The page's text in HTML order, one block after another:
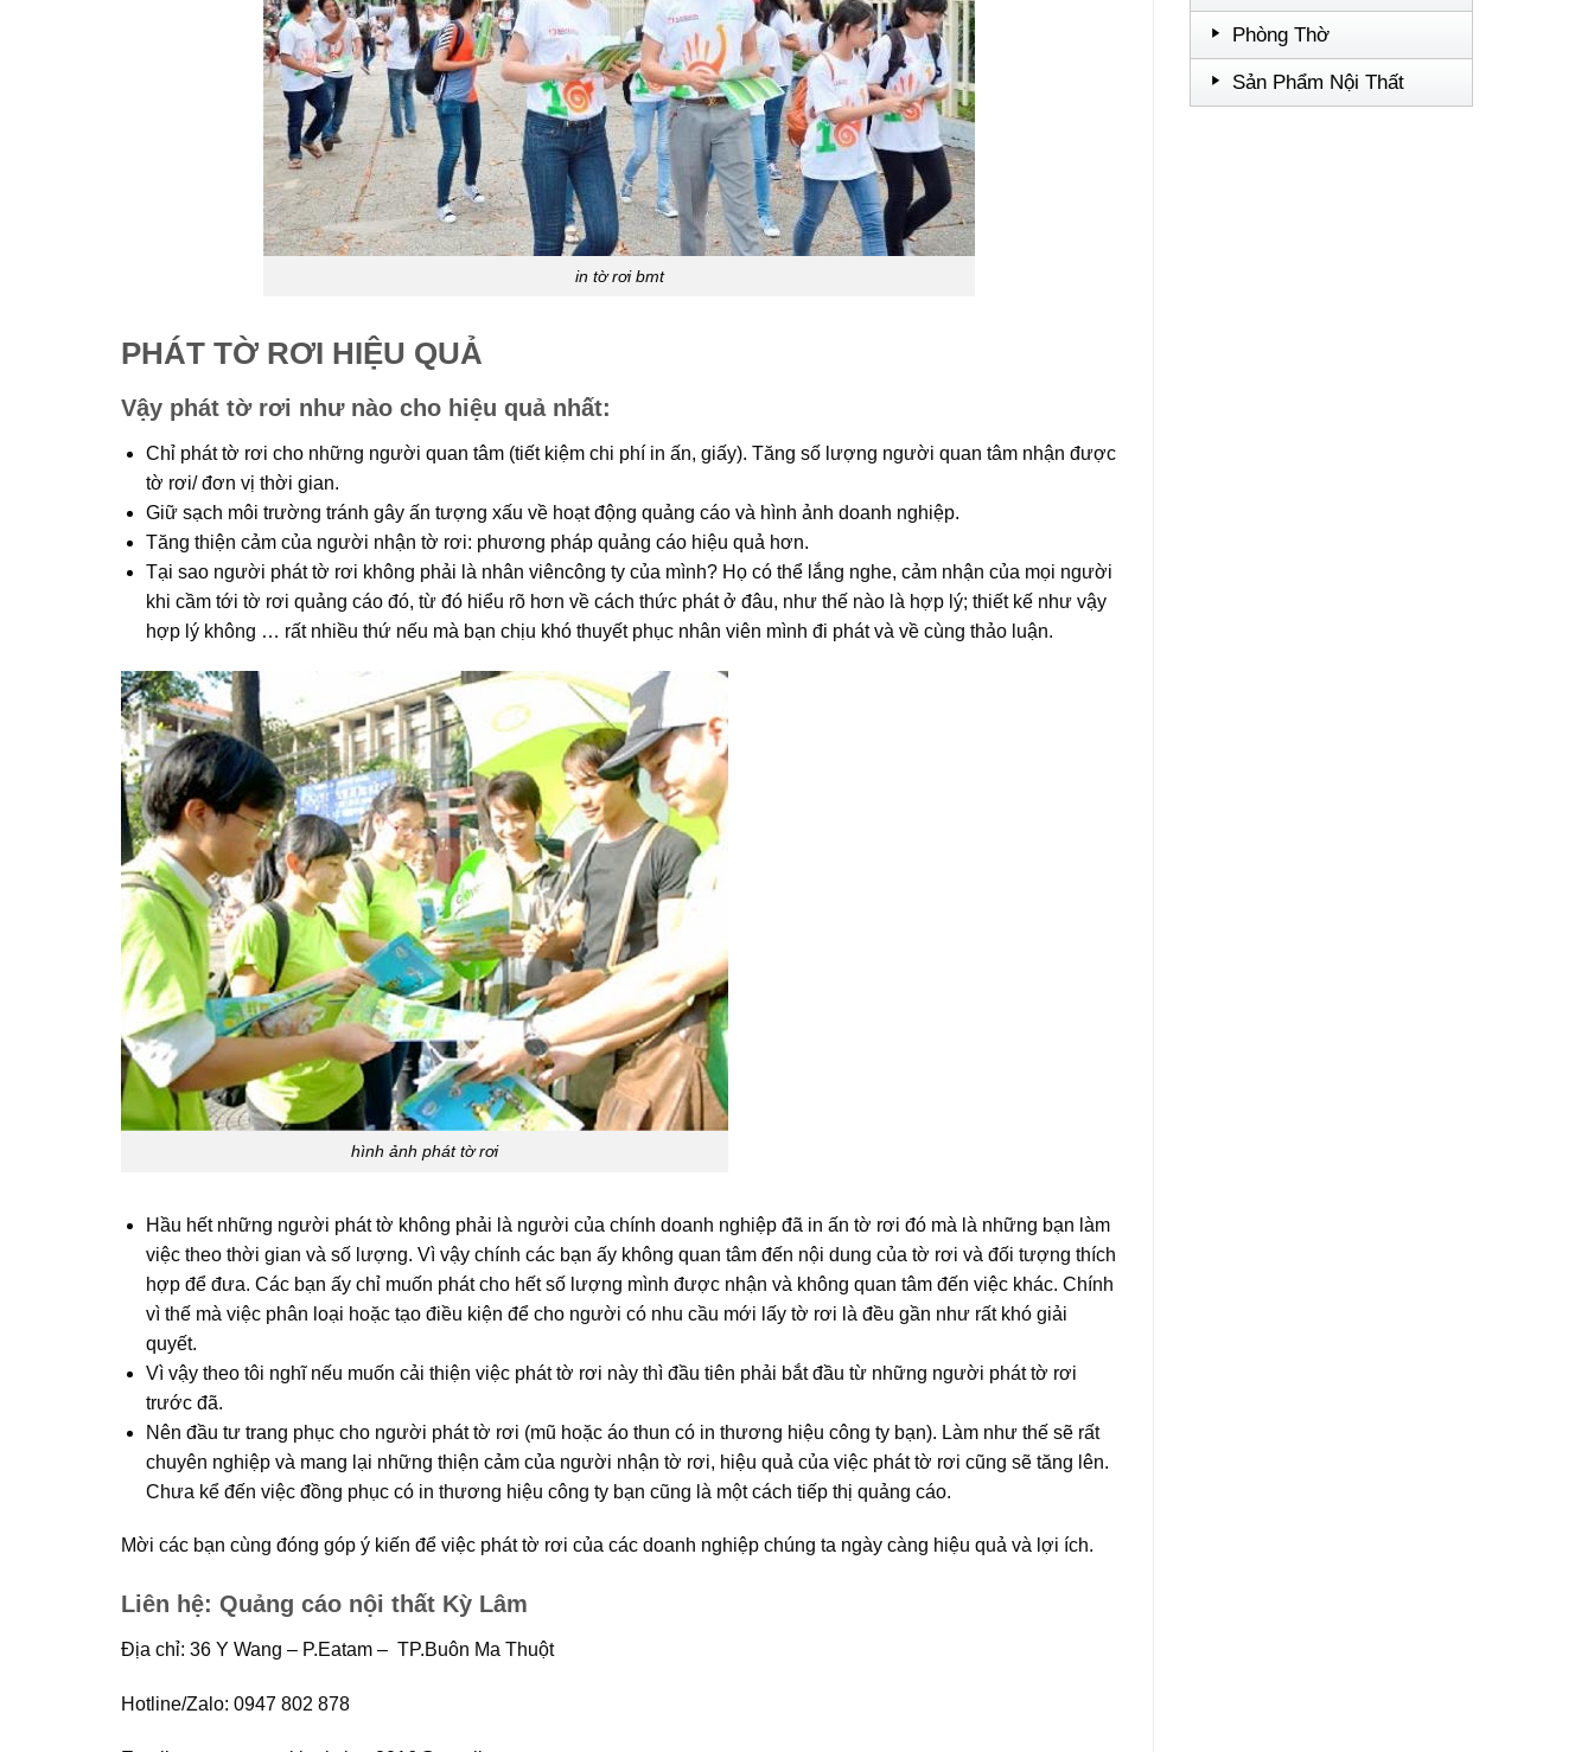
in tờ rơi bmt
PHÁT TỜ RƠI HIỆU QUẢ
Vậy phát tờ rơi như nào cho hiệu quả nhất:
Chỉ phát tờ rơi cho những người quan tâm (tiết kiệm chi phí in ấn, giấy). Tăng số lượng người quan tâm nhận được
tờ rơi/ đơn vị thời gian.
Giữ sạch môi trường tránh gây ấn tượng xấu về hoạt động quảng cáo và hình ảnh doanh nghiệp.
Tăng thiện cảm của người nhận tờ rơi: phương pháp quảng cáo hiệu quả hơn.
Tại sao người phát tờ rơi không phải là nhân viêncông ty của mình? Họ có thể lắng nghe, cảm nhận của mọi người
khi cầm tới tờ rơi quảng cáo đó, từ đó hiểu rõ hơn về cách thức phát ở đâu, như thế nào là hợp lý; thiết kế như vậy
hợp lý không … rất nhiều thứ nếu mà bạn chịu khó thuyết phục nhân viên mình đi phát và về cùng thảo luận.
hình ảnh phát tờ rơi
Hầu hết những người phát tờ không phải là người của chính doanh nghiệp đã in ấn tờ rơi đó mà là những bạn làm
việc theo thời gian và số lượng. Vì vậy chính các bạn ấy không quan tâm đến nội dung của tờ rơi và đối tượng thích
hợp để đưa. Các bạn ấy chỉ muốn phát cho hết số lượng mình được nhận và không quan tâm đến việc khác. Chính
vì thế mà việc phân loại hoặc tạo điều kiện để cho người có nhu cầu mới lấy tờ rơi là đều gần như rất khó giải
quyết.
Vì vậy theo tôi nghĩ nếu muốn cải thiện việc phát tờ rơi này thì đầu tiên phải bắt đầu từ những người phát tờ rơi
trước đã.
Nên đầu tư trang phục cho người phát tờ rơi (mũ hoặc áo thun có in thương hiệu công ty bạn). Làm như thế sẽ rất
chuyên nghiệp và mang lại những thiện cảm của người nhận tờ rơi, hiệu quả của việc phát tờ rơi cũng sẽ tăng lên.
Chưa kể đến việc đồng phục có in thương hiệu công ty bạn cũng là một cách tiếp thị quảng cáo.
Mời các bạn cùng đóng góp ý kiến để việc phát tờ rơi của các doanh nghiệp chúng ta ngày càng hiệu quả và lợi ích.
Liên hệ: Quảng cáo nội thất Kỳ Lâm
Địa chỉ: 36 Y Wang – P.Eatam – TP.Buôn Ma Thuột
Hotline/Zalo: 0947 802 878
Phòng Thờ
Sản Phẩm Nội Thất